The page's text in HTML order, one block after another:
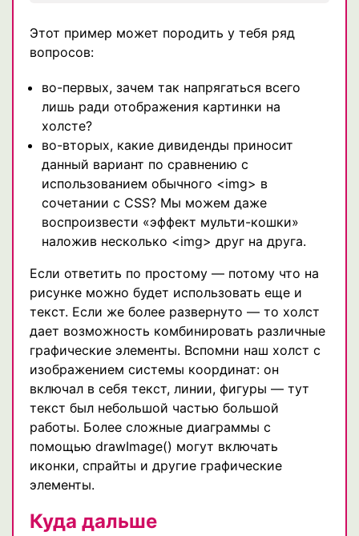
Этот пример может породить у тебя ряд
вопросов:
во-первых, зачем так напрягаться всего
лишь ради отображения картинки на
холсте?
во-вторых, какие дивиденды приносит
данный вариант по сравнению с
использованием обычного <img> в
сочетании с CSS? Мы можем даже
воспроизвести «эффект мульти-кошки»
наложив несколько <img> друг на друга.
Если ответить по простому — потому что на
рисунке можно будет использовать еще и
текст. Если же более развернуто — то холст
дает возможность комбинировать различные
графические элементы. Вспомни наш холст с
изображением системы координат: он
включал в себя текст, линии, фигуры — тут
текст был небольшой частью большой
работы. Более сложные диаграммы с
помощью drawImage() могут включать
иконки, спрайты и другие графические
элементы.
Куда дальше